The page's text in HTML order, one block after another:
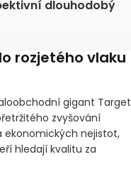
dlouhodobý
rozjetého vlaku
gigant Target
zvyšování
ekonomických nejistot,
hledají kvalitu za